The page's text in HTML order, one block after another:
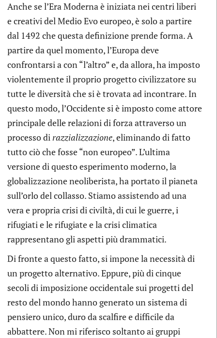
Anche se l’Era Moderna è iniziata nei centri liberi
e creativi del Medio Evo europeo, è solo a partire
dal 1492 che questa definizione prende forma. A
partire da quel momento, l’Europa deve
confrontarsi a con “l’altro” e, da allora, ha imposto
violentemente il proprio progetto civilizzatore su
tutte le diversità che si è trovata ad incontrare. In
questo modo, l’Occidente si è imposto come attore
principale delle relazioni di forza attraverso un
processo dirazzializzazione, eliminando di fatto
tutto ciò che fosse “non europeo”. L’ultima
versione di questo esperimento moderno, la
globalizzazione neoliberista, ha portato il pianeta
sull’orlo del collasso. Stiamo assistendo ad una
vera e propria crisi di civiltà, di cui le guerre, i
rifugiati e le rifugiate e la crisi climatica
rappresentano gli aspetti più drammatici.
Di fronte a questo fatto, si impone la necessità di
un progetto alternativo. Eppure, più di cinque
secoli di imposizione occidentale sui progetti del
resto del mondo hanno generato un sistema di
pensiero unico, duro da scalfire e difficile da
abbattere. Non mi riferisco soltanto ai gruppi